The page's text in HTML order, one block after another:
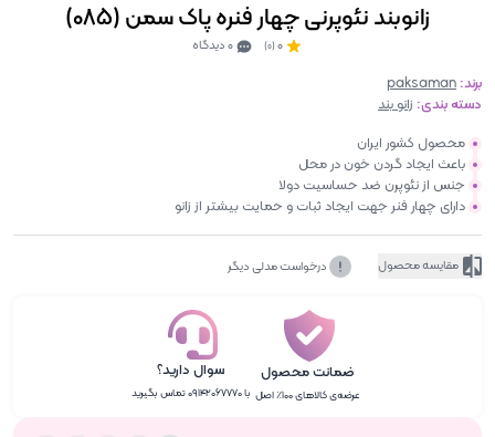
زانوبند نئوپرنی چهار فنره پاک سمن (085)
0
(0)
برند: paksaman
دسته بندی: زانو بند
محصول کشور ایران
باعث ایجاد گردن خون در محل
جنس از نئوپرن ضد حساسیت دولا
دارای چهار فنر جهت ایجاد ثبات و حمایت بیشتر از زانو
مقایسه محصول درخواست مدلی دیگر
ضمانت محصول
عرضه‌ی کالاهای ۱۰۰٪ اصل
سوال دارید؟
با ۰۹۱۴۲۰۶۷۷۷۰ تماس بگیرید